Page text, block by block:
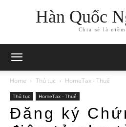
Hàn Quốc
Chia sẻ là
Home Thủ tục HomeTax - Thuế
Thủ tục HomeTax - Thuế
Đăng ký